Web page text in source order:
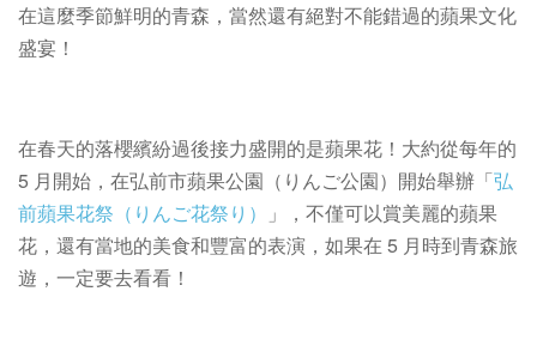
在這麼季節鮮明的青森，當然還有絕對不能錯過的蘋果文化
盛宴！
在春天的落櫻繽紛過後接力盛開的是蘋果花！大約從每年的
5 月開始，在弘前市蘋果公園（りんご公園）開始舉辦「弘
前蘋果花祭（りんご花祭り）
」，不僅可以賞美麗的蘋果
花，還有當地的美食和豐富的表演，如果在 5 月時到青森旅
遊，一定要去看看！